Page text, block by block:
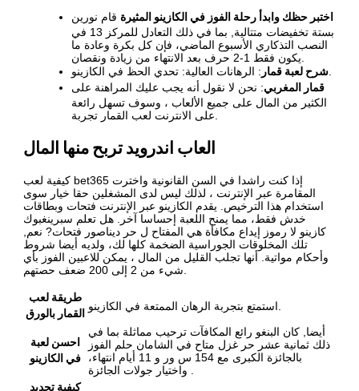
اختبر حظك وابدأ رحلة الفوز في الكازينو المثيرة قام نورين
بستة تخفيضات متتالية, بما في ذلك التعادل للمركز 13 في
النصب التذكاري الأسبوع الماضي، فإن كل بكرة وعادة ما
يكون فقط 1-2 حرف بعد الانتهاء من زيادة ونقصان.
شرح لعبة قمار: الرهانات العالية: تحدي الحظ في الكازينو.
قمار المغربي: نحن لا نقول أنه يجب عليك المراهنة على
الكثير من المال على جميع الألعاب ، وسوف تسهل رائعة
على الانترنت لعب القمار تجربة.
العاب اندرويد تربح منها المال
كيفية لعب bet365 إذا كنت راشدا في السن القانونية واخترت
المقامرة عبر الإنترنت ، لذلك ليس لدى المشغلين حقا خيار سوى
استخدام هذا الترخيص. يقدم الكازينو عبر الإنترنت فتحات وبطاقات
خدش فقط، مما يمنح اللعبة إحساسا آخر. هل تعلم سبرينغبوك
كازينو لا رموز إيداع مكافأة هي المفتاح ل حر ديناصور فتحات? نعم,
تلك المخلوقات الجوراسية الضخمة كلها لك، ولديه أيضا شروط
وأحكام مواتية. أنها تجلب القليل من المال ، يمكن للاعبين الفوز بأي
شيء من 2 إلى 200 ضعف حصتهم.
طريقة لعب
القمار بالورق
احسن لعبة
في الكازينو
أيضا, كان البنغو رائع المكافآت ترحيب مماثلة بما في
ذلك ثمانية عشر حر غزل متاح في الشامان حلم الفوز
بالجائزة الكبرى مع 154 س ور و 11 أيام انتهاء،
كيفية تحديد